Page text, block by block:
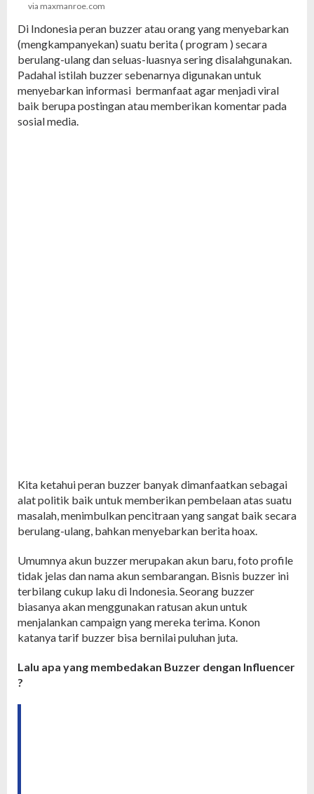
via maxmanroe.com
Di Indonesia peran buzzer atau orang yang menyebarkan
(mengkampanyekan) suatu berita ( program ) secara
berulang-ulang dan seluas-luasnya sering disalahgunakan.
Padahal istilah buzzer sebenarnya digunakan untuk
menyebarkan informasi bermanfaat agar menjadi viral
baik berupa postingan atau memberikan komentar pada
sosial media.
Kita ketahui peran buzzer banyak dimanfaatkan sebagai
alat politik baik untuk memberikan pembelaan atas suatu
masalah, menimbulkan pencitraan yang sangat baik secara
berulang-ulang, bahkan menyebarkan berita hoax.
Umumnya akun buzzer merupakan akun baru, foto profile
tidak jelas dan nama akun sembarangan. Bisnis buzzer ini
terbilang cukup laku di Indonesia. Seorang buzzer
biasanya akan menggunakan ratusan akun untuk
menjalankan campaign yang mereka terima. Konon
katanya tarif buzzer bisa bernilai puluhan juta.
Lalu apa yang membedakan Buzzer dengan Influencer
?